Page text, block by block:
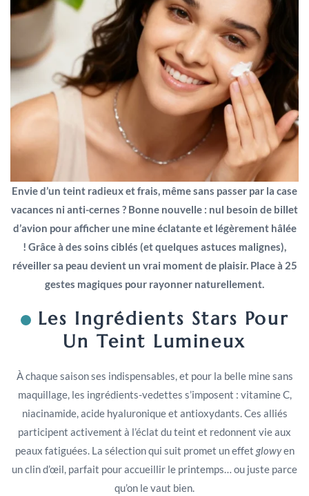
Envie d’un teint radieux et frais, même sans passer par la case
vacances ni anti-cernes ? Bonne nouvelle : nul besoin de billet
d’avion pour afficher une mine éclatante et légèrement hâlée
! Grâce à des soins ciblés (et quelques astuces malignes),
réveiller sa peau devient un vrai moment de plaisir. Place à 25
gestes magiques pour rayonner naturellement.
Les Ingrédients Stars Pour
Un Teint Lumineux
À chaque saison ses indispensables, et pour la belle mine sans
maquillage, les ingrédients-vedettes s’imposent : vitamine C,
niacinamide, acide hyaluronique et antioxydants. Ces alliés
participent activement à l’éclat du teint et redonnent vie aux
peaux fatiguées. La sélection qui suit promet un effet glowyen
un clin d’œil, parfait pour accueillir le printemps… ou juste parce
qu’on le vaut bien.